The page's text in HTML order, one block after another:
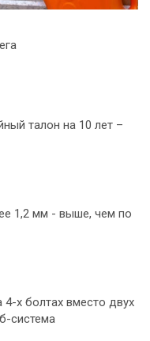
талон на 10 лет –
1,2 мм - выше, чем по
х болтах вместо двух
система